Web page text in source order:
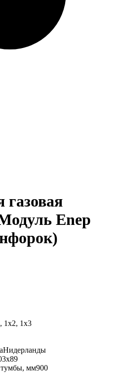
газовая
Enep
1x2, 1x3
Нидерланды
мм900